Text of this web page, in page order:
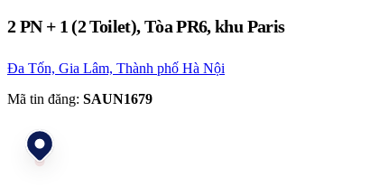
2 PN + 1 (2 Toilet), Tòa PR6, khu Paris
Đa Tốn, Gia Lâm, Thành phố Hà Nội
Mã tin đăng: SAUN1679